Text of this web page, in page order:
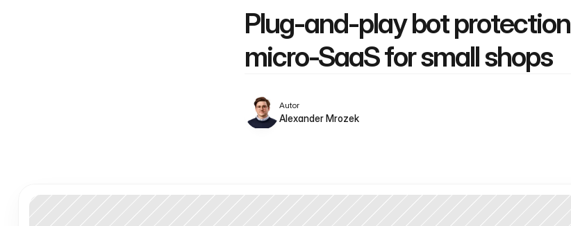
Plug-and-play bot protection
micro‑SaaS for small shops
Autor
Alexander Mrozek